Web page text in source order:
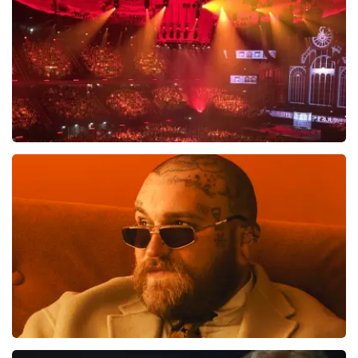
tickets. Wij communiceren het feit dat wij een
wederverkoper zijn erg duidelijk op de website. Onder
andere met de volgende zin bovenaan de pagina waar
de klant op landt: De prijzen van wederverkooptickets
kunnen hoger zijn dan de nominale waarde. Ook
noemen wij de originele waarde bij onze prijs en ook
nog eens in de winkelwagen. Het is dus niet te missen.
En verder verwijzen wij ook nog door naar het originele
verkooppunt. Meer kunnen wij niet doen. Wij hopen dat
u ondanks de hogere prijs toch een fantastische avond
heeft gehad. Met vriendelijke groeten, Joost
Vrienden Van Amstel Live
last 30 minutes
ORDER NOW